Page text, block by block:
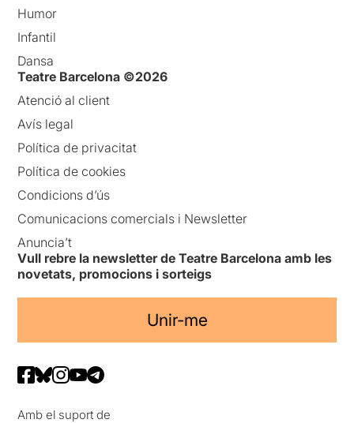
Humor
Infantil
Dansa
Teatre Barcelona ©2026
Atenció al client
Avís legal
Política de privacitat
Política de cookies
Condicions d’ús
Comunicacions comercials i Newsletter
Anuncia’t
Vull rebre la newsletter de Teatre Barcelona amb les
novetats, promocions i sorteigs
Unir-me
Amb el suport de